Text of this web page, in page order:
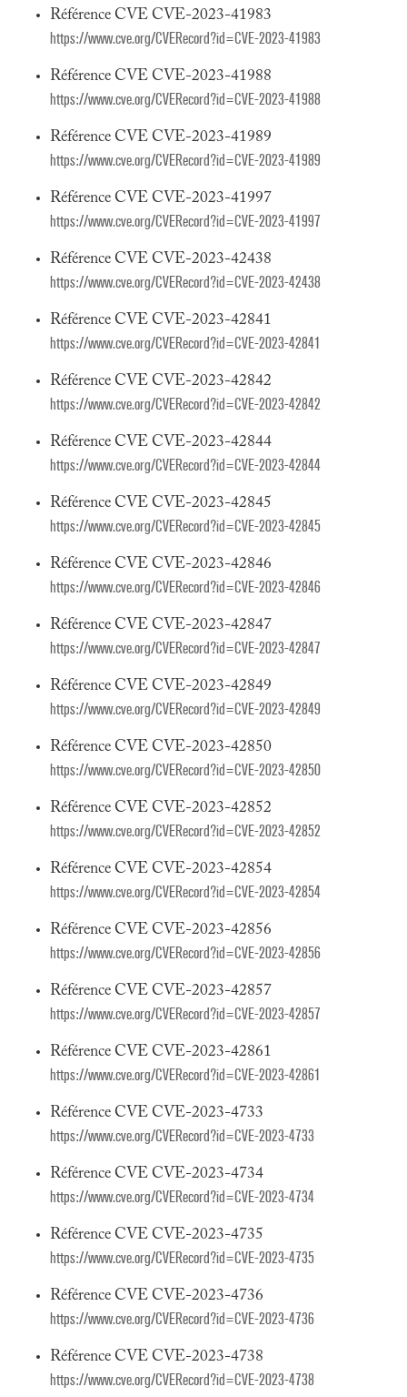
Référence CVE CVE-2023-41983
https://www.cve.org/CVERecord?id=CVE-2023-41983
Référence CVE CVE-2023-41988
https://www.cve.org/CVERecord?id=CVE-2023-41988
Référence CVE CVE-2023-41989
https://www.cve.org/CVERecord?id=CVE-2023-41989
Référence CVE CVE-2023-41997
https://www.cve.org/CVERecord?id=CVE-2023-41997
Référence CVE CVE-2023-42438
https://www.cve.org/CVERecord?id=CVE-2023-42438
Référence CVE CVE-2023-42841
https://www.cve.org/CVERecord?id=CVE-2023-42841
Référence CVE CVE-2023-42842
https://www.cve.org/CVERecord?id=CVE-2023-42842
Référence CVE CVE-2023-42844
https://www.cve.org/CVERecord?id=CVE-2023-42844
Référence CVE CVE-2023-42845
https://www.cve.org/CVERecord?id=CVE-2023-42845
Référence CVE CVE-2023-42846
https://www.cve.org/CVERecord?id=CVE-2023-42846
Référence CVE CVE-2023-42847
https://www.cve.org/CVERecord?id=CVE-2023-42847
Référence CVE CVE-2023-42849
https://www.cve.org/CVERecord?id=CVE-2023-42849
Référence CVE CVE-2023-42850
https://www.cve.org/CVERecord?id=CVE-2023-42850
Référence CVE CVE-2023-42852
https://www.cve.org/CVERecord?id=CVE-2023-42852
Référence CVE CVE-2023-42854
https://www.cve.org/CVERecord?id=CVE-2023-42854
Référence CVE CVE-2023-42856
https://www.cve.org/CVERecord?id=CVE-2023-42856
Référence CVE CVE-2023-42857
https://www.cve.org/CVERecord?id=CVE-2023-42857
Référence CVE CVE-2023-42861
https://www.cve.org/CVERecord?id=CVE-2023-42861
Référence CVE CVE-2023-4733
https://www.cve.org/CVERecord?id=CVE-2023-4733
Référence CVE CVE-2023-4734
https://www.cve.org/CVERecord?id=CVE-2023-4734
Référence CVE CVE-2023-4735
https://www.cve.org/CVERecord?id=CVE-2023-4735
Référence CVE CVE-2023-4736
https://www.cve.org/CVERecord?id=CVE-2023-4736
Référence CVE CVE-2023-4738
https://www.cve.org/CVERecord?id=CVE-2023-4738